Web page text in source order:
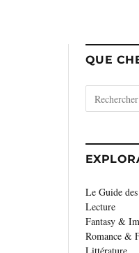
QUE
Le Guide
Lecture
Fantasy &
Romance &